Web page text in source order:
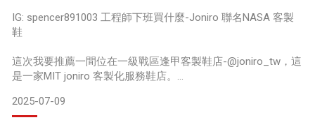
品牌主打100%MIT製造
使用的是100%可回收材質
重要的還是我們台灣在地品牌‼️
他們家的鞋子非常好穿
不會讓腳底感到不舒服
IG: spencer891003 工程師下班買什麼-Joniro 聯名NASA 客製
鞋
這次我要推薦一間位在一級戰區逢甲客製鞋店-@joniro_tw，這
是一家MIT joniro 客製化服務鞋店。
身為一位航太工程師，又是一名航天航太迷，怎麼能錯過，
Joniro 聯名NASA的休閒鞋呢！
2025-07-09